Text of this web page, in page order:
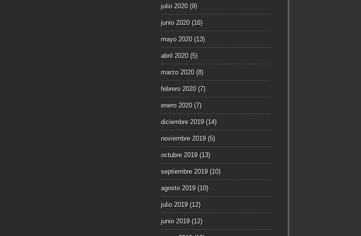
julio 2020(9)
junio 2020(16)
mayo 2020(13)
abril 2020(5)
marzo 2020(8)
febrero 2020(7)
enero 2020(7)
diciembre 2019(14)
noviembre 2019(5)
octubre 2019(13)
septiembre 2019(10)
agosto 2019(10)
julio 2019(12)
junio 2019(12)